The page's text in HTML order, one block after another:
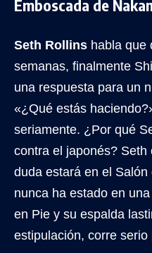
Emboscada de
Seth Rollins habla que
semanas, finalmente
una respuesta para un
«¿Qué estás
seriamente. ¿Por qué
contra el japonés?
duda estará en el
nunca ha estado en
en Pie y su espalda
estipulación, corre serio